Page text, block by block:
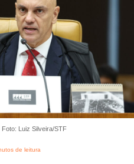
Luiz Silveira/STF
de leitura